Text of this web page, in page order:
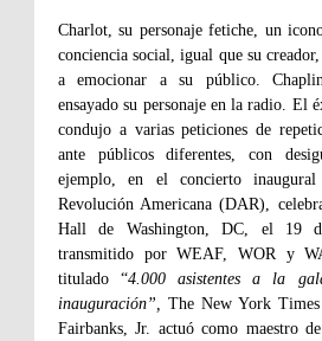
Charlot, su personaje fetiche, un
conciencia social, igual que su
a emocionar a su público.
ensayado su personaje en la radio. El
condujo a varias peticiones de
ante públicos diferentes, con
ejemplo, en el concierto
Revolución Americana (DAR),
Hall de Washington, DC, el 19
transmitido por WEAF, WOR y
titulado “4.000 asistentes a la
inauguración”, The New York
Fairbanks, Jr. actuó como maestro